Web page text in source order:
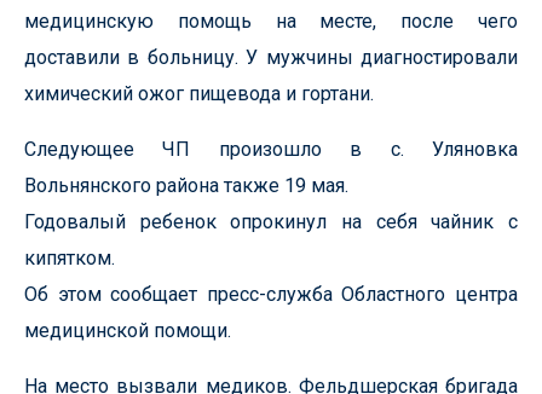
медицинскую помощь на месте, после чего
доставили в больницу. У мужчины диагностировали
химический ожог пищевода и гортани.
Следующее ЧП произошло в с. Уляновка
Вольнянского района также 19 мая.
Годовалый ребенок опрокинул на себя чайник с
кипятком.
Об этом сообщает пресс-служба Областного центра
медицинской помощи.
На место вызвали медиков. Фельдшерская бригада